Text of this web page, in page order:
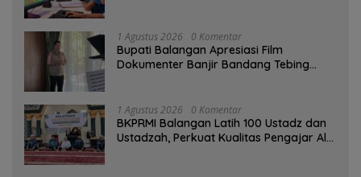
1 Agustus 2026 0 Komentar
Bupati Balangan Apresiasi Film
Dokumenter Banjir Bandang Tebing
1 Agustus 2026 0 Komentar
BKPRMI Balangan Latih 100 Ustadz dan
Ustadzah, Perkuat Kualitas Pengajar Al-